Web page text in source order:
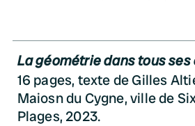
La géométrie dans tous
16 pages, texte de Gilles
Maiosn du Cygne, ville de
Plages, 2023.